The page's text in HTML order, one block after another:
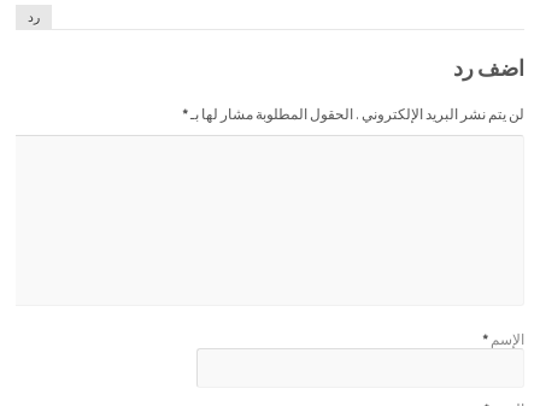
رد
اضف رد
لن يتم نشر البريد الإلكتروني . الحقول المطلوبة مشار لها بـ*
الإسم *